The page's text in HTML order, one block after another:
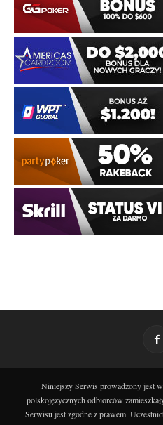
Niniejszy Serwis prowadzony jest
polskojęzycznych odbiorców
Serwisu jest zgodne z prawem.